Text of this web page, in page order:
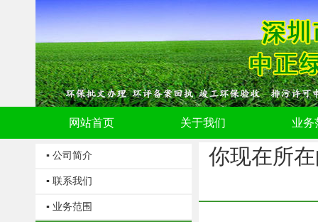
网站首页 关于我们 业务
▪ 公司简介
▪ 联系我们
▪ 业务范围
你现在所